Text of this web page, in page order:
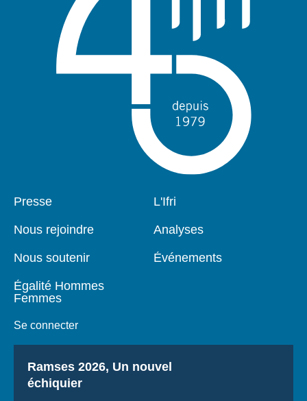
Pied
Presse
Nous rejoindre
Nous soutenir
Égalité Hommes
Femmes
Se connecter
Navigation
L'Ifri
Analyses
Événements
Titre
Ramses 2026, Un nouvel
échiquier